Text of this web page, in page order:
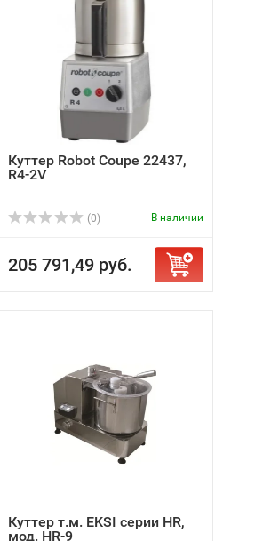
Куттер Robot Coupe 22437,
R4-2V
(0) В наличии
205 791,49 руб.
Куттер т.м. EKSI серии HR,
мод. HR-9